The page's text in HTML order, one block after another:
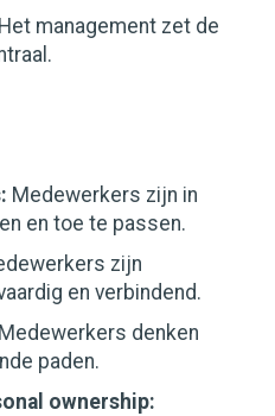
Het management zet de
Medewerkers zijn in
en toe te passen.
zijn
en verbindend.
Medewerkers denken
paden.
ownership: